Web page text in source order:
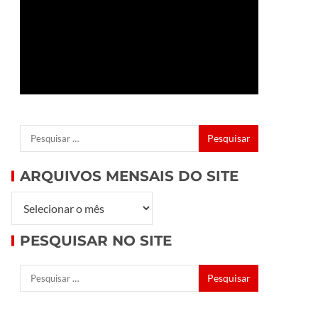
ARQUIVOS MENSAIS DO SITE
PESQUISAR NO SITE